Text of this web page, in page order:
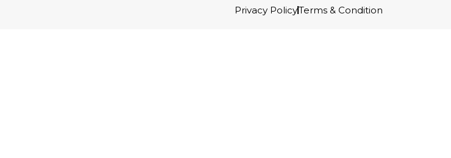
Privacy PolicyTerms & Condition